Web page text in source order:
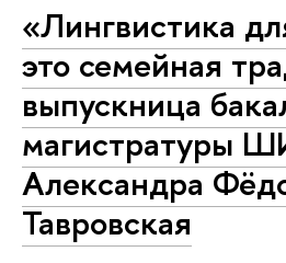
«Лингвистика
это семейная
выпускница
магистратуры
Александра
Тавровская